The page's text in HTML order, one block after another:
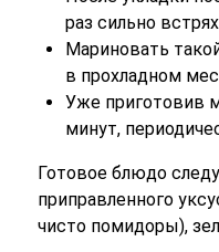
раз сильно
Мариновать
в прохладном
Уже приготовив
минут,
Готовое блюдо
приправленного
чисто помидоры),